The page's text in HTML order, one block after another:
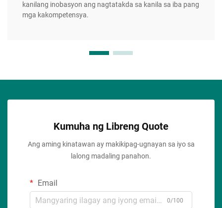
kanilang inobasyon ang nagtatakda sa kanila sa iba pang
mga kakompetensya.
Kumuha ng Libreng Quote
Ang aming kinatawan ay makikipag-ugnayan sa iyo sa
lalong madaling panahon.
Email
0/100